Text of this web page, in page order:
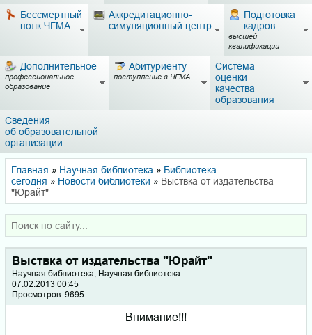
Бессмертный
полк ЧГМА
Аккредитационно-
симуляционный центр
Подготовка
кадров
высшей
квалификации
Дополнительное
профессиональное
образование
Абитуриенту
поступление в ЧГМА
Система
оценки
качества
образования
Сведения
об образовательной
организации
Главная » Научная библиотека » Библиотека
сегодня » Новости библиотеки » Выствка от издательства
"Юрайт"
Выствка от издательства "Юрайт"
Научная библиотека, Научная библиотека
07.02.2013 00:45
Просмотров: 9695
Внимание!!!